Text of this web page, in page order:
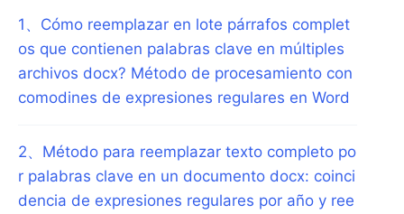
1 、 Cómo reemplazar en lote párrafos complet
os que contienen palabras clave en múltiples
archivos docx? Método de procesamiento con
comodines de expresiones regulares en Word
2、 Método para reemplazar texto completo po
r palabras clave en un documento docx: coinci
dencia de expresiones regulares por año y ree